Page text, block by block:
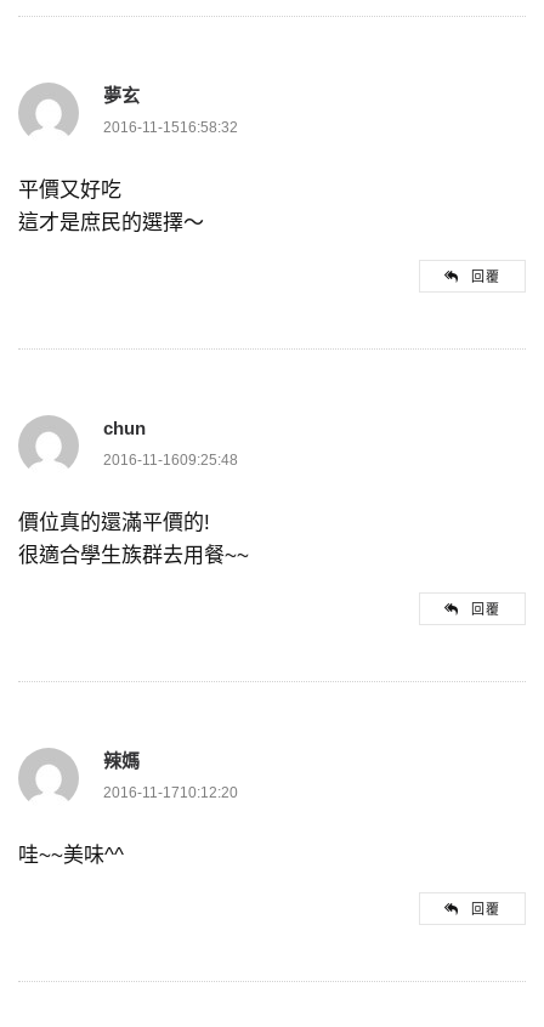
夢玄
2016-11-1516:58:32
平價又好吃
這才是庶民的選擇～
回覆
chun
2016-11-1609:25:48
價位真的還滿平價的!
很適合學生族群去用餐~~
回覆
辣媽
2016-11-1710:12:20
哇~~美味^^
回覆